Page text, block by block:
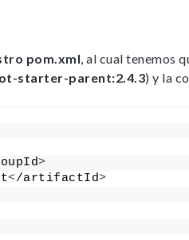
pom.xml, al cual tenemos
starter-parent:2.4.3) y la
>
</artifactId>
y
la